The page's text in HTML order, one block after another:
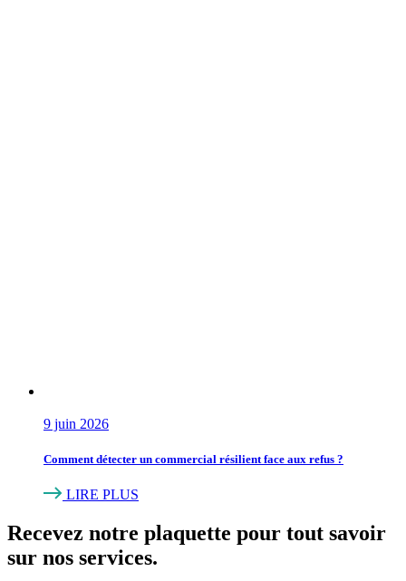
9 juin 2026
Comment détecter un commercial résilient face aux refus ?
LIRE PLUS
Recevez notre plaquette pour tout savoir
sur nos services.